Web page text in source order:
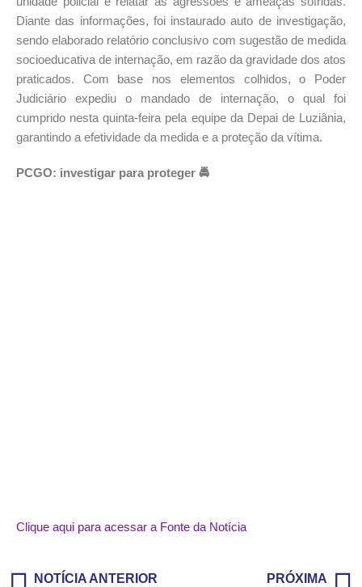
Diante das informações, foi instaurado auto de investigação,
sendo elaborado relatório conclusivo com sugestão de medida
socioeducativa de internação, em razão da gravidade dos atos
praticados. Com base nos elementos colhidos, o Poder
Judiciário expediu o mandado de internação, o qual foi
cumprido nesta quinta-feira pela equipe da Depai de Luziânia,
garantindo a efetividade da medida e a proteção da vítima.
PCGO: investigar para proteger 🚔
Clique aqui para acessar a Fonte da Notícia
NOTÍCIA ANTERIOR PRÓXIMA